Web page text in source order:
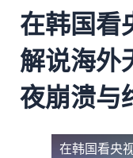
在韩国看
解说海外
夜崩溃与
在韩国看央